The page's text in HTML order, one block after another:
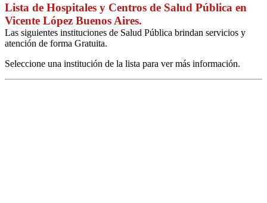
Lista de Hospitales y Centros de Salud Pública en
Vicente López Buenos Aires.
Las siguientes instituciones de Salud Pública brindan servicios y
atención de forma Gratuita.
Seleccione una institución de la lista para ver más información.